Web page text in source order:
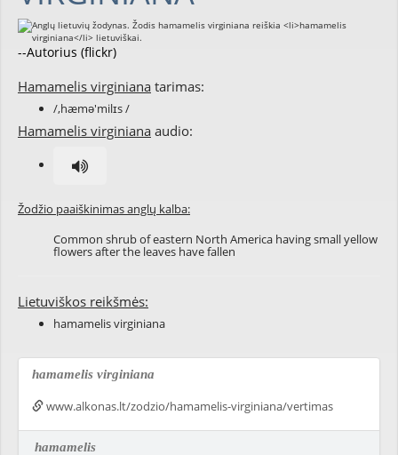
--Autorius (flickr)
Hamamelis virginiana tarimas:
/,hæmə'milɪs /
Hamamelis virginiana audio:
Žodžio paaiškinimas anglų kalba:
Common shrub of eastern North America having small yellow
flowers after the leaves have fallen
Lietuviškos reikšmės:
hamamelis virginiana
hamamelis virginiana
www.alkonas.lt/zodzio/hamamelis-virginiana/vertimas
hamamelis